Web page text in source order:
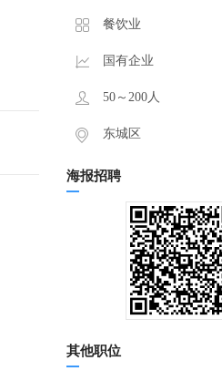
餐饮业
国有企业
50～200人
东城区
海报招聘
其他职位